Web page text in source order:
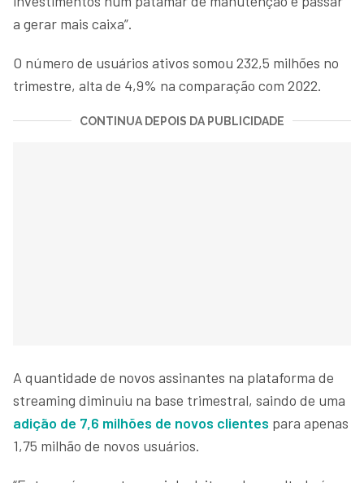
a gerar mais caixa”.
O número de usuários ativos somou 232,5 milhões no
trimestre, alta de 4,9% na comparação com 2022.
CONTINUA DEPOIS DA PUBLICIDADE
A quantidade de novos assinantes na plataforma de
streaming diminuiu na base trimestral, saindo de uma
adição de 7,6 milhões de novos clientes para apenas
1,75 milhão de novos usuários.